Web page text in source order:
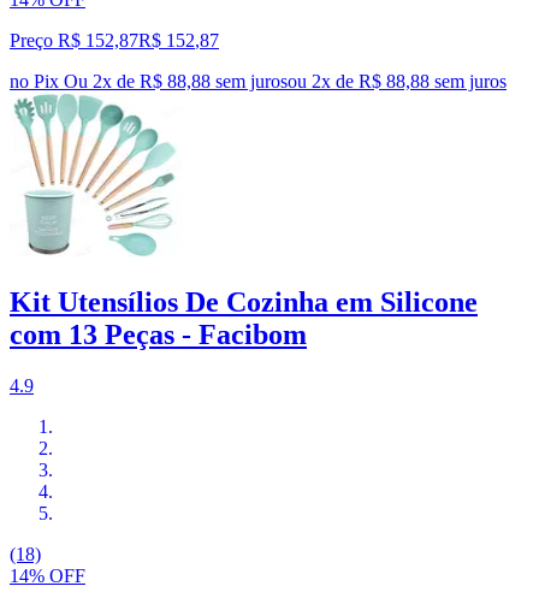
Preço R$ 152,87R$ 152,87
no Pix Ou 2x de R$ 88,88 sem jurosou 2x de R$ 88,88 sem juros
Kit Utensílios De Cozinha em Silicone
com 13 Peças - Facibom
4.9
(18)
14% OFF